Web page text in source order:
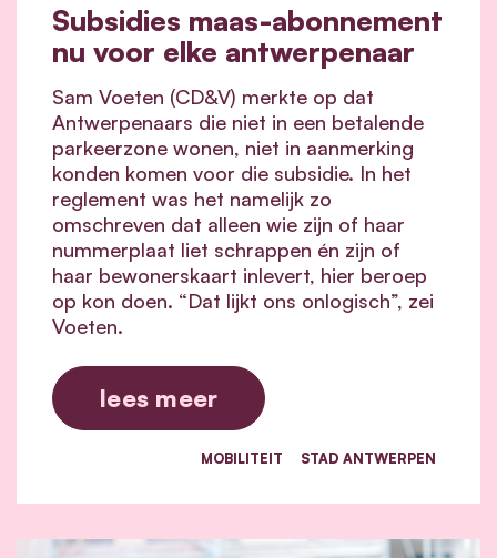
Subsidies maas-abonnement
nu voor elke antwerpenaar
Sam Voeten (CD&V) merkte op dat
Antwerpenaars die niet in een betalende
parkeerzone wonen, niet in aanmerking
konden komen voor die subsidie. In het
reglement was het namelijk zo
omschreven dat alleen wie zijn of haar
nummerplaat liet schrappen én zijn of
haar bewonerskaart inlevert, hier beroep
op kon doen. “Dat lijkt ons onlogisch”, zei
Voeten.
lees meer
MOBILITEIT STAD ANTWERPEN